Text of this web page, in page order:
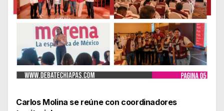
Carlos Molina se reúne con coordinadores